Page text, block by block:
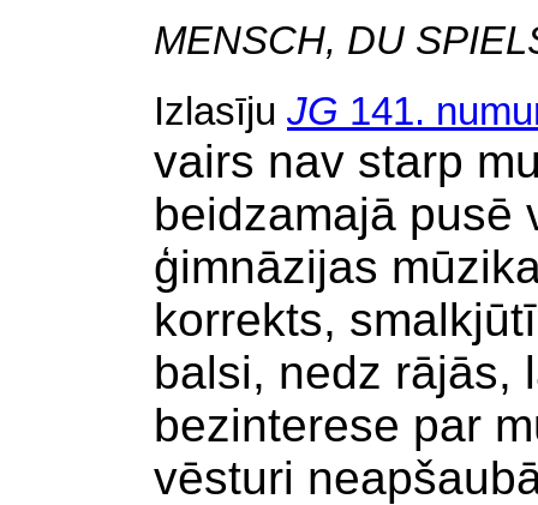
MENSCH, DU
Izlasīju JG 141.
vairs nav starp
beidzamajā pusē
ģimnāzijas
korrekts,
balsi, nedz rājās,
bezinterese par
vēsturi